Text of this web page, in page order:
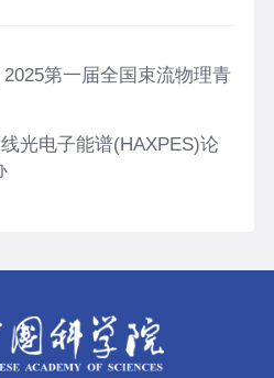
第一届全国束流物理青
光电子能谱(HAXPES)论